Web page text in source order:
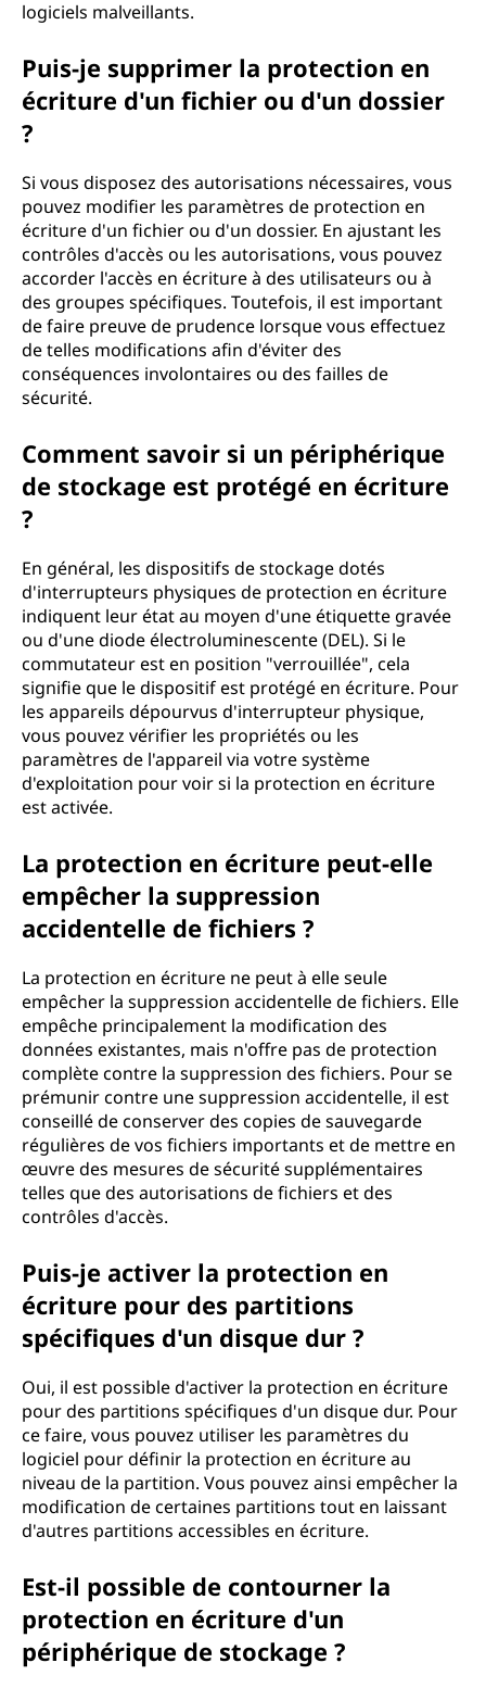
logiciels malveillants.
Puis-je supprimer la protection en
écriture d'un fichier ou d'un dossier
?
Si vous disposez des autorisations nécessaires, vous
pouvez modifier les paramètres de protection en
écriture d'un fichier ou d'un dossier. En ajustant les
contrôles d'accès ou les autorisations, vous pouvez
accorder l'accès en écriture à des utilisateurs ou à
des groupes spécifiques. Toutefois, il est important
de faire preuve de prudence lorsque vous effectuez
de telles modifications afin d'éviter des
conséquences involontaires ou des failles de
sécurité.
Comment savoir si un périphérique
de stockage est protégé en écriture
?
En général, les dispositifs de stockage dotés
d'interrupteurs physiques de protection en écriture
indiquent leur état au moyen d'une étiquette gravée
ou d'une diode électroluminescente (DEL). Si le
commutateur est en position "verrouillée", cela
signifie que le dispositif est protégé en écriture. Pour
les appareils dépourvus d'interrupteur physique,
vous pouvez vérifier les propriétés ou les
paramètres de l'appareil via votre système
d'exploitation pour voir si la protection en écriture
est activée.
La protection en écriture peut-elle
empêcher la suppression
accidentelle de fichiers ?
La protection en écriture ne peut à elle seule
empêcher la suppression accidentelle de fichiers. Elle
empêche principalement la modification des
données existantes, mais n'offre pas de protection
complète contre la suppression des fichiers. Pour se
prémunir contre une suppression accidentelle, il est
conseillé de conserver des copies de sauvegarde
régulières de vos fichiers importants et de mettre en
œuvre des mesures de sécurité supplémentaires
telles que des autorisations de fichiers et des
contrôles d'accès.
Puis-je activer la protection en
écriture pour des partitions
spécifiques d'un disque dur ?
Oui, il est possible d'activer la protection en écriture
pour des partitions spécifiques d'un disque dur. Pour
ce faire, vous pouvez utiliser les paramètres du
logiciel pour définir la protection en écriture au
niveau de la partition. Vous pouvez ainsi empêcher la
modification de certaines partitions tout en laissant
d'autres partitions accessibles en écriture.
Est-il possible de contourner la
protection en écriture d'un
périphérique de stockage ?